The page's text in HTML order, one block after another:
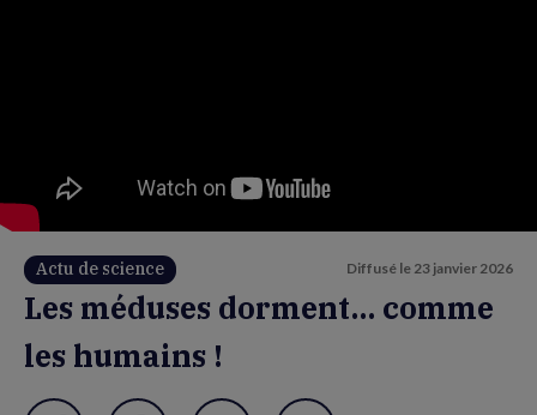
Actu de science Diffusé le 23 janvier 2026
Les méduses dorment… comme
les humains !